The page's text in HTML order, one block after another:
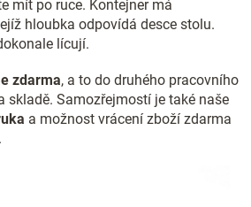
mít po ruce. Kontejner má
hloubka odpovídá desce stolu.
lícují.
zdarma, a to do druhého pracovního
skladě. Samozřejmostí je také naše
a možnost vrácení zboží zdarma